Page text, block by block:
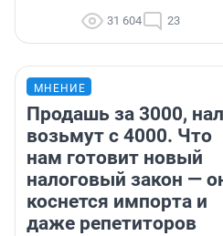
31 604 23
МНЕНИЕ
Продашь за 3000,
возьмут с 4000. Что
нам готовит новый
налоговый закон —
коснется импорта и
даже репетиторов